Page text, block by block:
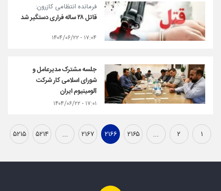
فرمانده انتظامی کازرون:
قاتل ٢٨‌ ساله فراری دستگیر شد
۱۷:۰۴ - ۱۴۰۴/۰۶/۲۲
جلسه مشترک مدیرعامل و
شورای اسلامی کار شرکت
آلومینیوم ایران
۱۷:۰۱ - ۱۴۰۴/۰۶/۲۲
۱ ۲ ... ۲۱۶۵ ۲۱۶۶ ۲۱۶۷ ... ۵۲۱۴ ۵۲۱۵